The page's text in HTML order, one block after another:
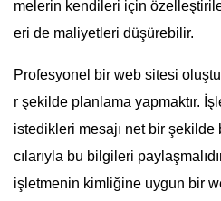
melerin kendileri için
eri de maliyetleri düşürebilir.
Profesyonel bir web sitesi
r şekilde planlama yapmaktır.
istedikleri mesajı net bir şekilde
cılarıyla bu bilgileri
işletmenin kimliğine uygun bir